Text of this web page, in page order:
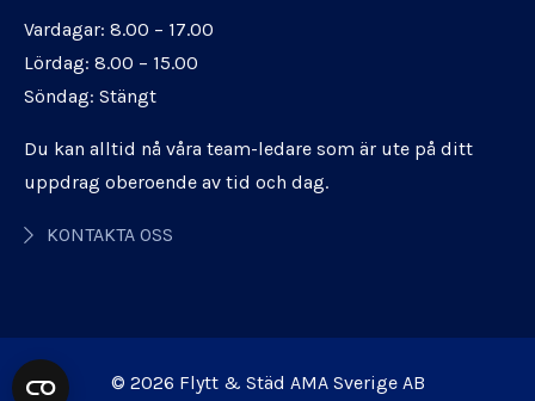
Vardagar: 8.00 – 17.00
Lördag: 8.00 – 15.00
Söndag: Stängt
Du kan alltid nå våra team-ledare som är ute på ditt
uppdrag oberoende av tid och dag.
KONTAKTA OSS
© 2026 Flytt & Städ AMA Sverige AB